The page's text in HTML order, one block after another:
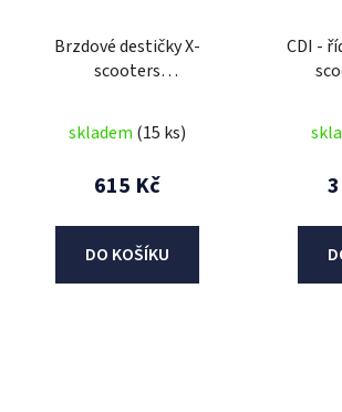
Brzdové destičky X-
scooters
skladem (15 ks)
615 Kč
DO KOŠÍKU
CDI -